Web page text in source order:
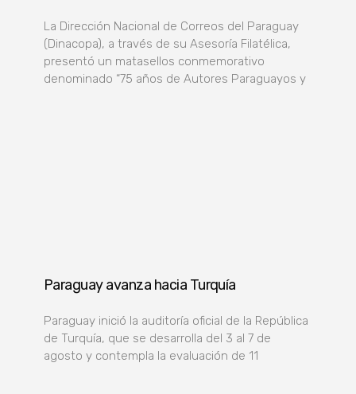
La Dirección Nacional de Correos del Paraguay
(Dinacopa), a través de su Asesoría Filatélica,
presentó un matasellos conmemorativo
denominado “75 años de Autores Paraguayos y
Paraguay avanza hacia Turquía
Paraguay inició la auditoría oficial de la República
de Turquía, que se desarrolla del 3 al 7 de
agosto y contempla la evaluación de 11